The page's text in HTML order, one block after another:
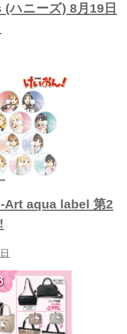
ハニーズ) 8月19日
Art aqua label 第2